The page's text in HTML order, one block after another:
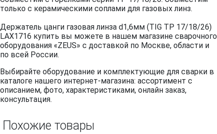
только с керамическими соплами для газовых линз.
Держатель цанги газовая линза d1,6мм (TIG TP 17/18/26)
LAX1716 купить вы можете в нашем магазине сварочного
оборудования «ZEUS» с доставкой по Москве, области и
по всей России.
Выбирайте оборудование и комплектующие для сварки в
каталоге нашего интернет-магазина: ассортимент с
описанием, фото, характеристиками, онлайн заказ,
консультация.
Похожие товары